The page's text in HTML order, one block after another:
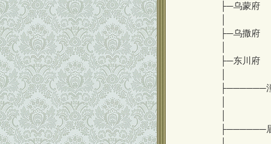
├─乌蒙府
├─乌撒府
├─东川府
├──────
│ └射洪
├──────